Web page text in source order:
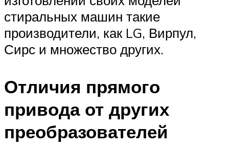
стиральных машин такие
производители, как LG, Вирпул,
Сирс и множество других.
Отличия прямого
привода от других
преобразователей